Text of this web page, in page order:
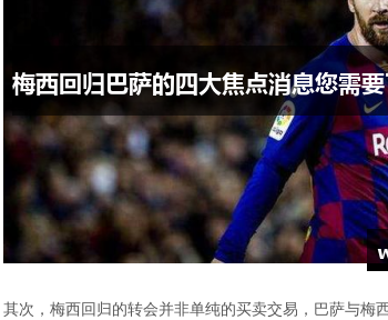
其次，梅西回归的转会并非单纯的买卖交易，巴萨与